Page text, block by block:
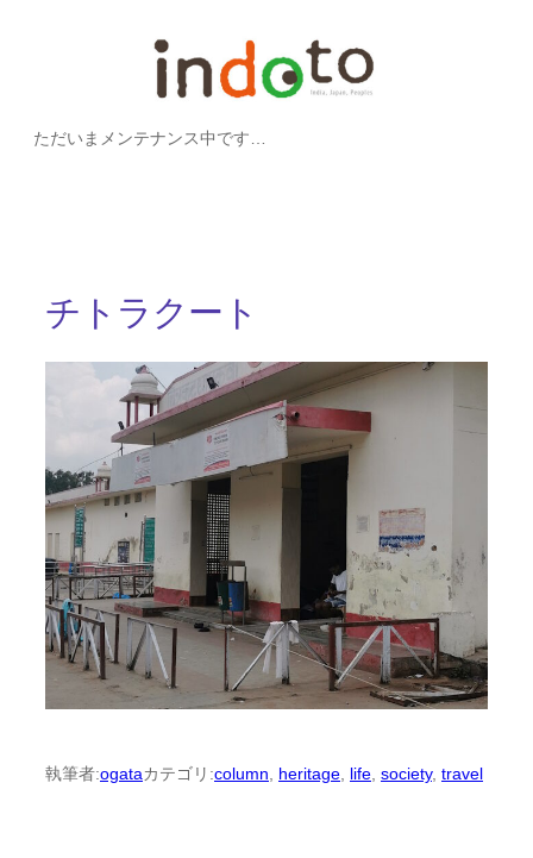
ただいまメンテナンス中です…
チトラクート
執筆者:ogataカテゴリ:column, heritage, life, society, travel